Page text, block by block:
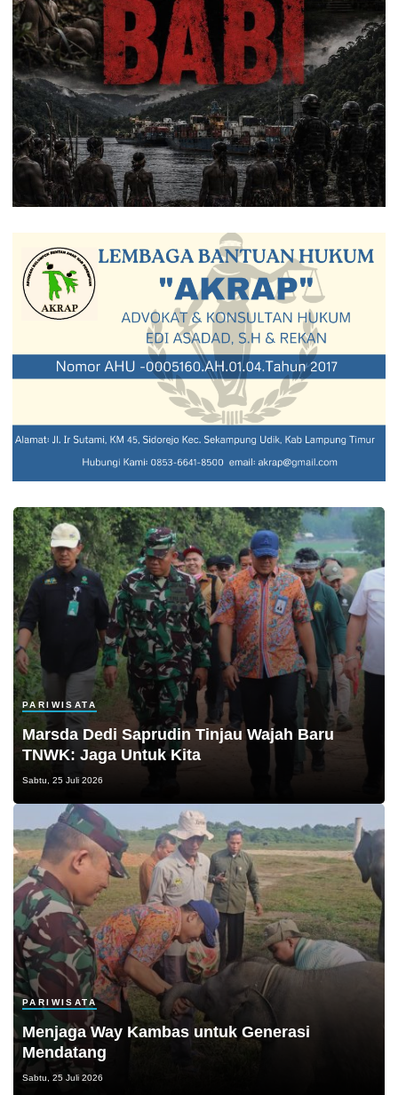
PARIWISATA
Marsda Dedi Saprudin Tinjau Wajah Baru
TNWK: Jaga Untuk Kita
Sabtu, 25 Juli 2026
PARIWISATA
Menjaga Way Kambas untuk Generasi
Mendatang
Sabtu, 25 Juli 2026